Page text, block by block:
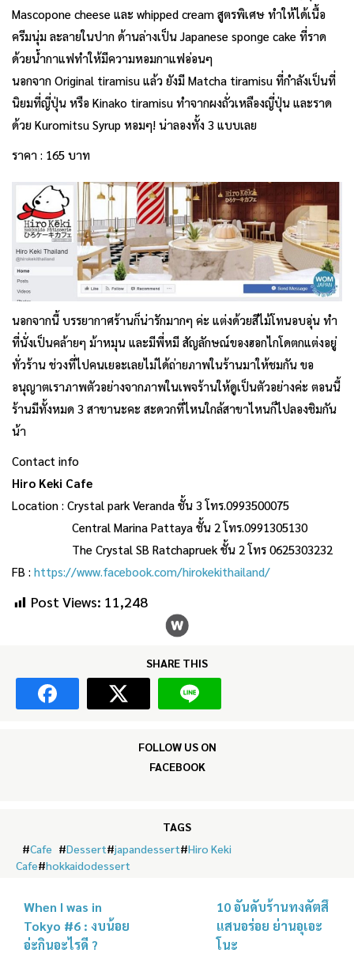
Mascopone cheese และ whipped cream สูตรพิเศษ ทำให้ได้เนื้อ
ครีมนุ่ม ละลายในปาก ด้านล่างเป็น Japanese sponge cake ที่ราด
ด้วยน้ำกาแฟทำให้มีความหอมกาแฟอ่อนๆ
นอกจาก Original tiramisu แล้ว ยังมี Matcha tiramisu ที่กำลังเป็นที่
นิยมที่ญี่ปุ่น หรือ Kinako tiramisu ทำจากผงถั่วเหลืองญี่ปุ่น และราด
ด้วย Kuromitsu Syrup หอมๆ! น่าลองทั้ง 3 แบบเลย
ราคา : 165 บาท
นอกจากนี้ บรรยากาศร้านก็น่ารักมากๆ ค่ะ แต่งด้วยสีไม้โทนอบอุ่น ทำ
ที่นั่งเป็นคล้ายๆ ม้าหมุน และมีพี่หมี สัญลักษณ์ของฮอกไกโดตกแต่งอยู่
ทั่วร้าน ช่วงที่ไปคนเยอะเลยไม่ได้ถ่ายภาพในร้านมาให้ชมกัน ขอ
อนุญาตเราภาพตัวอย่างจากภาพในเพจร้านให้ดูเป็นตัวอย่างค่ะ ตอนนี้
ร้านมีทั้งหมด 3 สาขานะคะ สะดวกที่ไหนใกล้สาขาไหนก็ไปลองชิมกัน
น้า
Contact info
Hiro Keki Cafe
Location : Crystal park Veranda ชั้น 3 โทร.0993500075
Central Marina Pattaya ชั้น 2 โทร.0991305130
The Crystal SB Ratchapruek ชั้น 2 โทร 0625303232
FB : https://www.facebook.com/hirokekithailand/
Post Views: 11,248
SHARE THIS
FOLLOW US ON
FACEBOOK
TAGS
#Cafe #Dessert#japandessert#Hiro Keki
Cafe#hokkaidodessert
When I was in
Tokyo #6 : งบน้อย
อ่ะกินอะไรดี ?
10 อันดับร้านทงคัตสึ
แสนอร่อย ย่านอุเอะ
โนะ